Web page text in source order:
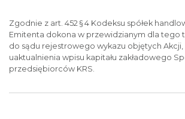
Zgodnie z art. 452 § 4 Kodeksu spółek
Emitenta dokona w przewidzianym dla tego
do sądu rejestrowego wykazu objętych
uaktualnienia wpisu kapitału zakładowego
przedsiębiorców KRS.